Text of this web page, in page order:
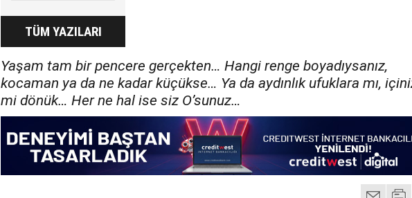
TÜM YAZILARI
Yaşam tam bir pencere gerçekten… Hangi renge boyadıysanız,
kocaman ya da ne kadar küçükse… Ya da aydınlık ufuklara mı,
mi dönük… Her ne hal ise siz O’sunuz…